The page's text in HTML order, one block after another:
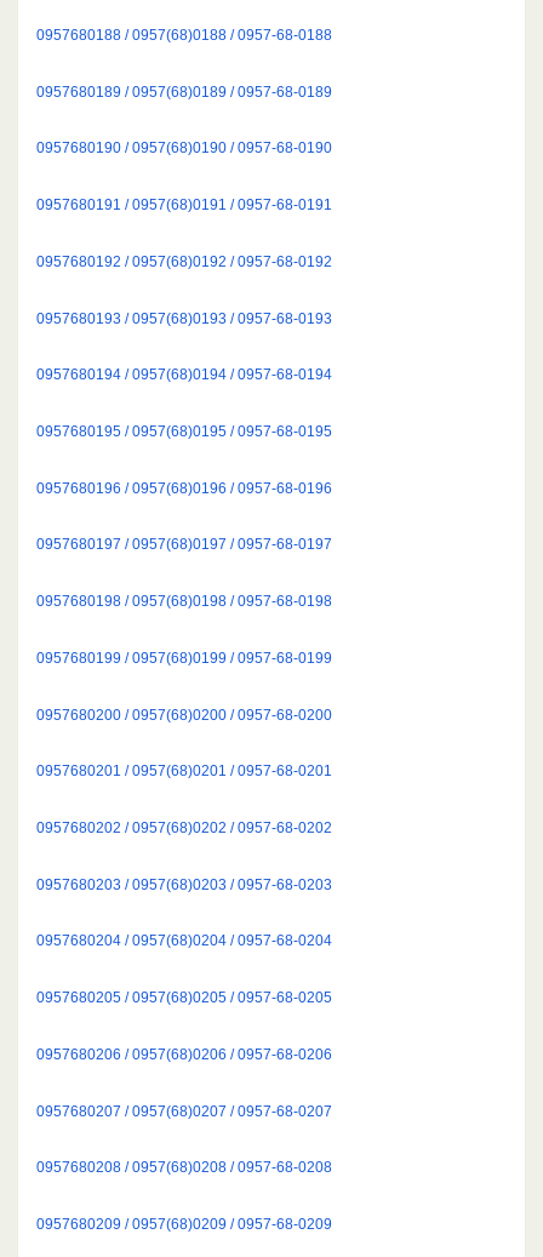
0957680188 / 0957(68)0188 / 0957-68-0188
0957680189 / 0957(68)0189 / 0957-68-0189
0957680190 / 0957(68)0190 / 0957-68-0190
0957680191 / 0957(68)0191 / 0957-68-0191
0957680192 / 0957(68)0192 / 0957-68-0192
0957680193 / 0957(68)0193 / 0957-68-0193
0957680194 / 0957(68)0194 / 0957-68-0194
0957680195 / 0957(68)0195 / 0957-68-0195
0957680196 / 0957(68)0196 / 0957-68-0196
0957680197 / 0957(68)0197 / 0957-68-0197
0957680198 / 0957(68)0198 / 0957-68-0198
0957680199 / 0957(68)0199 / 0957-68-0199
0957680200 / 0957(68)0200 / 0957-68-0200
0957680201 / 0957(68)0201 / 0957-68-0201
0957680202 / 0957(68)0202 / 0957-68-0202
0957680203 / 0957(68)0203 / 0957-68-0203
0957680204 / 0957(68)0204 / 0957-68-0204
0957680205 / 0957(68)0205 / 0957-68-0205
0957680206 / 0957(68)0206 / 0957-68-0206
0957680207 / 0957(68)0207 / 0957-68-0207
0957680208 / 0957(68)0208 / 0957-68-0208
0957680209 / 0957(68)0209 / 0957-68-0209